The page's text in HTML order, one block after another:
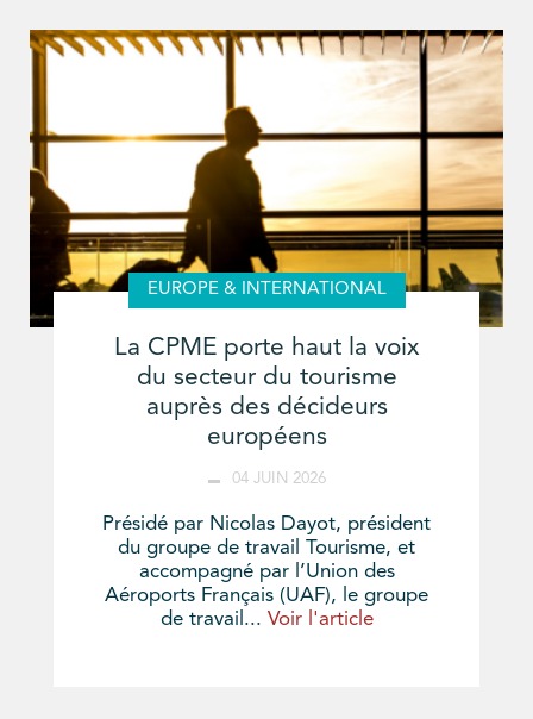
EUROPE & INTERNATIONAL
La CPME porte haut la voix
du secteur du tourisme
auprès des décideurs
européens
04 JUIN 2026
Présidé par Nicolas Dayot, président
du groupe de travail Tourisme, et
accompagné par l’Union des
Aéroports Français (UAF), le groupe
de travail... Voir l'article